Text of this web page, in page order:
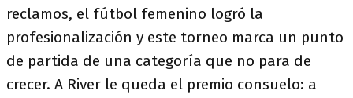
reclamos, el fútbol femenino logró la
profesionalización y este torneo marca un punto
de partida de una categoría que no para de
crecer. A River le queda el premio consuelo: a